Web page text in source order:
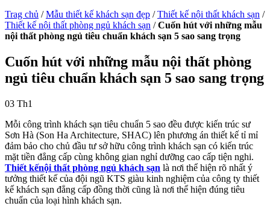
Trag chủ /Mẫu thiết kế khách sạn đẹp /Thiết kế nội thất khách sạn /
Thiết kế nội thất phòng ngủ khách sạn /Cuốn hút với những mẫu
nội thất phòng ngủ tiêu chuẩn khách sạn 5 sao sang trọng
Cuốn hút với những mẫu nội thất phòng
ngủ tiêu chuẩn khách sạn 5 sao sang trọng
03 Th1
Mỗi công trình khách sạn tiêu chuẩn 5 sao đều được kiến trúc sư
Sơn Hà (Son Ha Architecture, SHAC) lên phương án thiết kế tỉ mỉ
đảm bảo cho chủ đầu tư sở hữu công trình khách sạn có kiến trúc
mặt tiền đẳng cấp cùng không gian nghỉ dưỡng cao cấp tiện nghi.
Thiết kếnội thất phòng ngủ khách sạn là nơi thể hiện rõ nhất ý
tưởng thiết kế của đội ngũ KTS giàu kinh nghiệm của công ty thiết
kế khách sạn đẳng cấp đồng thời cũng là nơi thể hiện đúng tiêu
chuẩn của loại hình khách sạn.